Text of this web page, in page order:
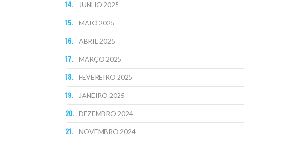
JUNHO 2025
MAIO 2025
ABRIL 2025
MARÇO 2025
FEVEREIRO 2025
JANEIRO 2025
DEZEMBRO 2024
NOVEMBRO 2024